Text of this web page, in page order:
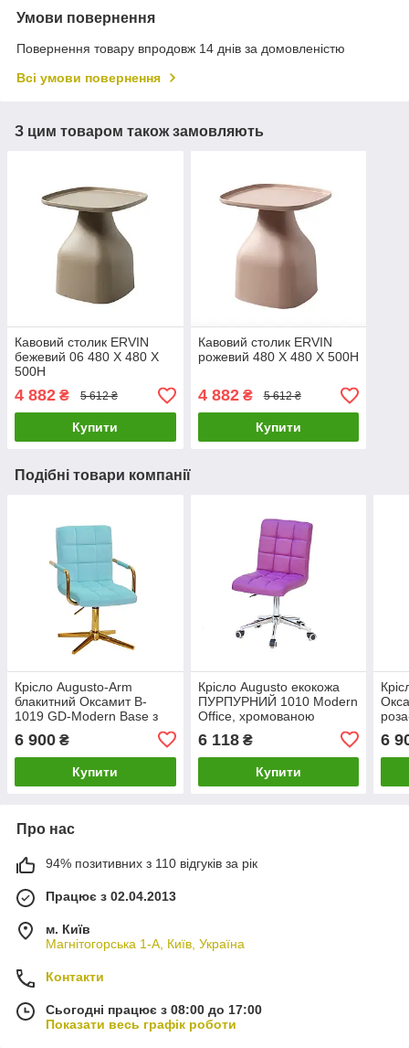
Умови повернення
Повернення товару впродовж 14 днів за домовленістю
Всі умови повернення
З цим товаром також замовляють
Кавовий столик ERVIN
бежевий 06 480 Х 480 X
500H
4 882 ₴ 5 612 ₴
Купити
Кавовий столик ERVIN
рожевий 480 Х 480 X 500H
4 882₴ 5 612 ₴
Купити
Подібні товари компанії
Крісло Augusto-Arm
блакитний Оксамит B-
1019 GD-Modern Base з
золотистої хрестовині
6 900 ₴
Купити
Крісло Augusto екокожа
ПУРПУРНИЙ 1010 Modern
Office, хромованою
хрестовиною з колесами
6 118₴
Купити
6
Про нас
94% позитивних з 110 відгуків за рік
Працює з 02.04.2013
м. Київ
Магнітогорська 1-А, Київ, Україна
Контакти
Сьогодні працює з 08:00 до 17:00
Показати весь графік роботи